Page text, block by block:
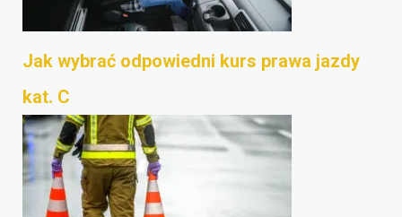
Jak wybrać odpowiedni kurs prawa jazdy
kat. C